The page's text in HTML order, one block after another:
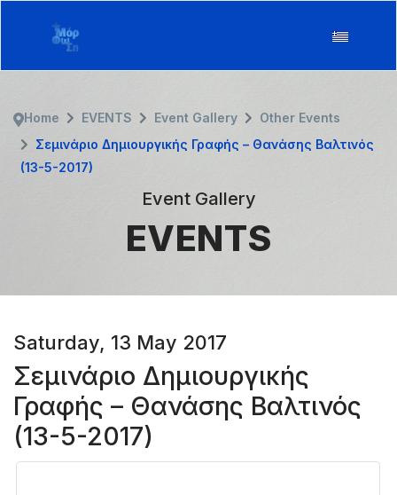
EVENTS
Event Gallery
Home EVENTS Event Gallery
Other Events
Σεμινάριο Δημιουργικής Γραφής – Θανάσης Βαλτινός
(13-5-2017)
Saturday, 13 May 2017
Σεμινάριο Δημιουργικής
Γραφής – Θανάσης Βαλτινός
(13-5-2017)